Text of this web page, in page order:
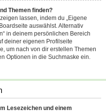
Themen finden?
lassen, indem du „Eigene
auswählst. Alternativ
in deinem persönlichen Bereich
deiner eigenen Profilseite
um nach von dir erstellen Themen
Optionen in die Suchmaske ein.
Lesezeichen und einem